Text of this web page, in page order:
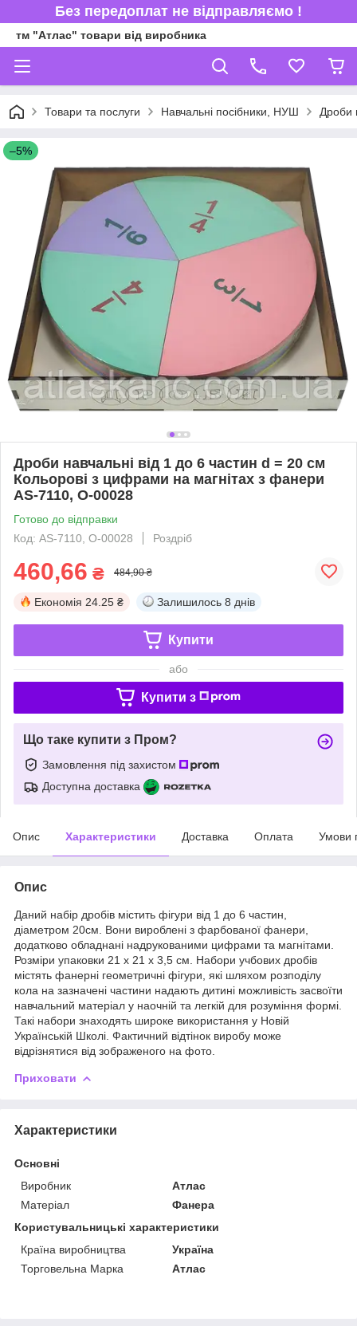
Без передоплат не відправляємо !
тм "Атлас" товари від виробника
Товари та послуги Навчальні посібники, НУШ Дроби
–5%
Дроби навчальні від 1 до 6 частин d = 20 см
Кольорові з цифрами на магнітах з фанери
AS-7110, О-00028
Готово до відправки
Код: AS-7110, О-00028
Роздріб
460,66 ₴ 484,90 ₴
Економія 24.25 ₴ Залишилось 8 днів
Купити
або
Купити з
Що таке купити з Пром?
Замовлення під захистом
Доступна доставка
Опис Характеристики Доставка Оплата Умови
Опис
Даний набір дробів містить фігури від 1 до 6 частин,
діаметром 20см. Вони вироблені з фарбованої фанери,
додатково обладнані надрукованими цифрами та магнітами.
Розміри упаковки 21 х 21 х 3,5 см. Набори учбових дробів
містять фанерні геометричні фігури, які шляхом розподілу
кола на зазначені частини надають дитині можливість засвоїти
навчальний матеріал у наочній та легкій для розуміння формі.
Такі набори знаходять широке використання у Новій
Українській Школі. Фактичний відтінок виробу може
відрізнятися від зображеного на фото.
Приховати
Характеристики
Основні
Виробник
Атлас
Матеріал
Фанера
Користувальницькі характеристики
Країна виробництва
Україна
Торговельна Марка
Атлас